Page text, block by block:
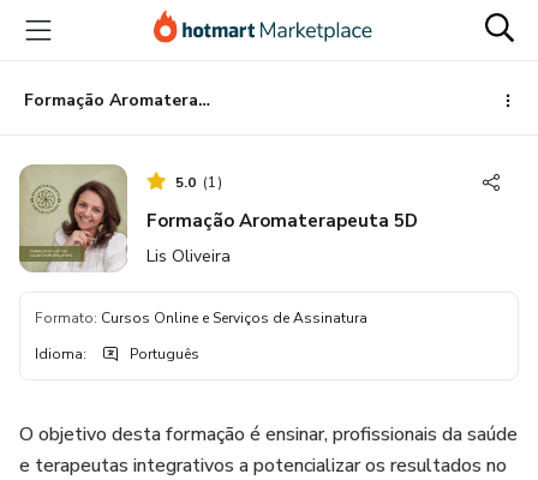
para
conteúdo
principal
para
pagamento
para
rodapé
Formação Aromaterapeuta 5D
5.0 (1)
Formação Aromaterapeuta 5D
Lis Oliveira
Formato: Cursos Online e Serviços de Assinatura
Idioma: Português
O objetivo desta formação é ensinar, profissionais da saúde
e terapeutas integrativos a potencializar os resultados no